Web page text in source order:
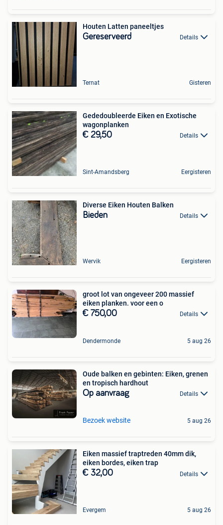
Houten Latten paneeltjes
Gereserveerd Details
Ternat Gisteren
Gededoubleerde Eiken en Exotische
wagonplanken
€ 29,50 Details
Sint-Amandsberg Eergisteren
Diverse Eiken Houten Balken
Bieden Details
Wervik Eergisteren
groot lot van ongeveer 200 massief
eiken planken. voor een o
€ 750,00 Details
Dendermonde 5 aug 26
Oude balken en gebinten: Eiken, grenen
en tropisch hardhout
Op aanvraag Details
Bezoek website 5 aug 26
Eiken massief traptreden 40mm dik,
eiken bordes, eiken trap
€ 32,00 Details
Evergem 5 aug 26